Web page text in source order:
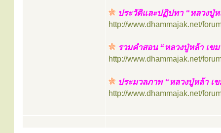
ประวัติและปฏิปทา “หลวงปู่
http://www.dhammajak.net/
รวมคำสอน “หลวงปู่หล้า เข
http://www.dhammajak.net/
ประมวลภาพ “หลวงปู่หล้า เ
http://www.dhammajak.net/